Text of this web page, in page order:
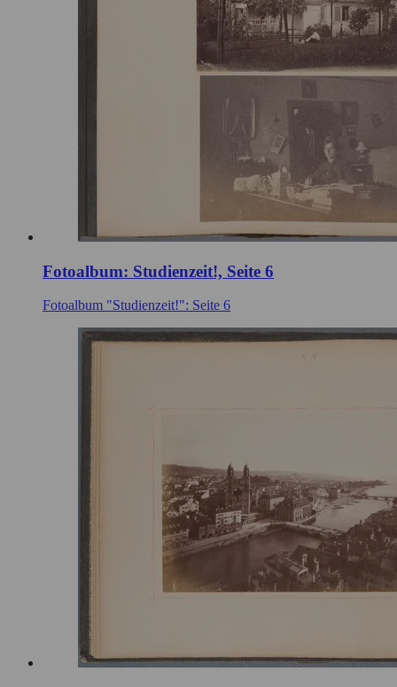
Fotoalbum: Studienzeit!, Seite 6
Fotoalbum "Studienzeit!": Seite 6